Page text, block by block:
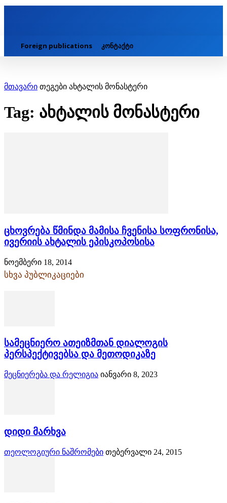
Foreign publications კონტაქტი
მთავარი თეგები ახტალის მონასტერი
Tag: ახტალის მონასტერი
ცხოვრება წმინდა მამისა ჩვენისა სოფრონისა,
ივერიის ახტალის ეპისკოპოსისა
ნოემბერი 18, 2014
სხვა პუბლიკაციები
სამეცნიერო ათეიზმთან დიალოგის
პერსპექტივებსა და მეთოდიკაზე
მეცნიერება და რელიგია იანვარი 8, 2023
დიდი მარხვა
თეოლოგიური ნაშრომები თებერვალი 24, 2015